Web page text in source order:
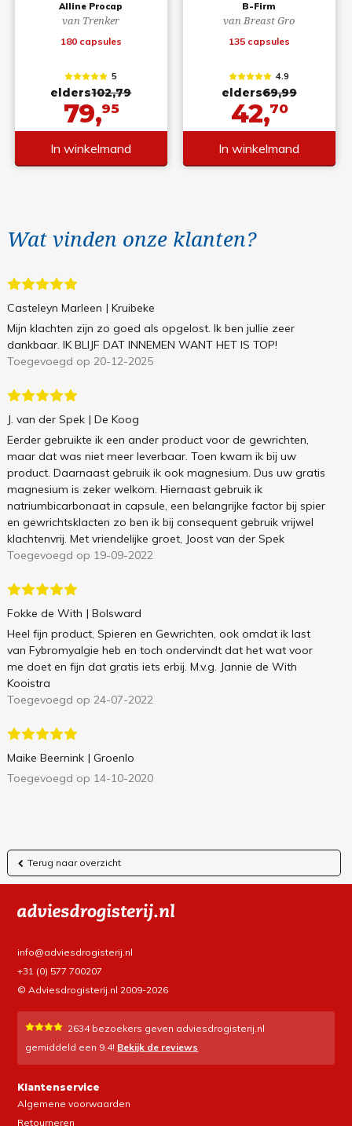
Alline Procap
van Trenker
180 capsules
5
elders102,79
79,95
In winkelmand
B-Firm
van Breast Gro
135 capsules
4.9
elders69,99
42,70
In winkelmand
Wat vinden onze klanten?
Casteleyn Marleen | Kruibeke
Mijn klachten zijn zo goed als opgelost. Ik ben jullie zeer
dankbaar. IK BLIJF DAT INNEMEN WANT HET IS TOP!
Toegevoegd op 20-12-2025
J. van der Spek | De Koog
Eerder gebruikte ik een ander product voor de gewrichten,
maar dat was niet meer leverbaar. Toen kwam ik bij uw
product. Daarnaast gebruik ik ook magnesium. Dus uw gratis
magnesium is zeker welkom. Hiernaast gebruik ik
natriumbicarbonaat in capsule, een belangrijke factor bij spier
en gewrichtsklacten zo ben ik bij consequent gebruik vrijwel
klachtenvrij. Met vriendelijke groet, Joost van der Spek
Toegevoegd op 19-09-2022
Fokke de With | Bolsward
Heel fijn product, Spieren en Gewrichten, ook omdat ik last
van Fybromyalgie heb en toch ondervindt dat het wat voor
me doet en fijn dat gratis iets erbij. M.v.g. Jannie de With
Kooistra
Toegevoegd op 24-07-2022
Maike Beernink | Groenlo
Toegevoegd op 14-10-2020
Terug naar overzicht
info@adviesdrogisterij.nl
+31 (0) 577 700207
© Adviesdrogisterij.nl 2009-2026
2634bezoekers geven adviesdrogisterij.nl
gemiddeld een 9.4! Bekijk de reviews
Klantenservice
Algemene voorwaarden
Retourneren